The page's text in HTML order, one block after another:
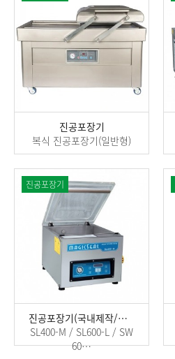
진공포장기
복식 진공포장기(일반형)
진공포장기(국내제작/단식)
SL400-M / SL600-L / SW
60…
진공포장기